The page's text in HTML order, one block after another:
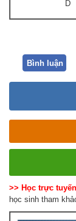
D
Bình luận
>> Học trực
học sinh tham